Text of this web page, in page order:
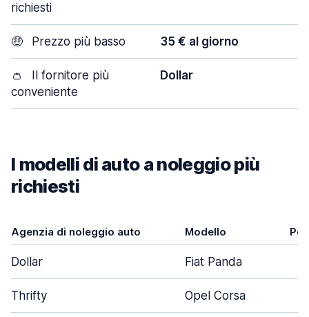
richiesti
🤑 Prezzo più basso 35 € al giorno
👛
Il fornitore più
conveniente
Dollar
I modelli di auto a noleggio più
richiesti
Agenzia di noleggio auto Modello
Dollar Fiat Panda
Thrifty Opel Corsa